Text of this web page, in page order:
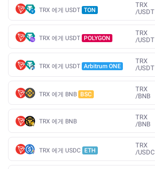
TRX 에게 USDT TON
TRX
/USDT
TRX 에게 USDT POLYGON
TRX
/USDT
TRX 에게 USDT Arbitrum ONE
TRX
/USDT
TRX 에게 BNB BSC
TRX
/BNB
TRX 에게 BNB
TRX
/BNB
TRX 에게 USDC ETH
TRX
/USDC